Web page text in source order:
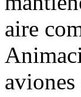
aire